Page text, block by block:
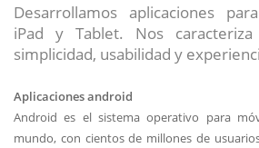
Desarrollamos aplicaciones
iPad y Tablet. Nos
simplicidad, usabilidad y
Aplicaciones android
Android es el sistema operativo para
mundo, con cientos de millones de